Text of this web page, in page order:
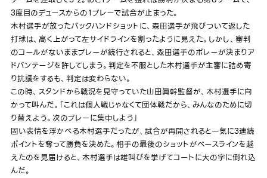
3度目のデュースからの１プレーで試合が止まった。
木村選手が放ったバックハンドショットに、森田選手が飛びついて返した
打球は、高く上がって左サイドラインを割ったように見えた。しかし、審判
のコールがないままプレーが続行されると、森田選手のボレーが決まりア
ドバンテージを許してしまう。判定を不服とした木村選手が主審に詰め寄
り抗議をするも、判定は変わらない。
この時、スタンドから戦況を見守っていた山田眞幹監督が、木村選手に向
かって叫んだ。「これは個人戦じゃなくて団体戦だから、みんなのために切
り替えよう。次のプレーに集中しよう」
固い表情を浮かべる木村選手だったが、試合が再開されると一気に3連続
ポイントを奪って勝負を決めた。相手の最後のショットがベースラインを越
えたのを見届けると、木村選手は雄叫びを挙げてコートに大の字に倒れ込
んだ。